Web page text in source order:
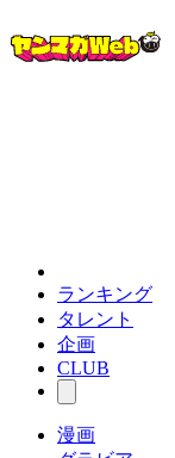
ランキング
タレント
企画
CLUB
漫画